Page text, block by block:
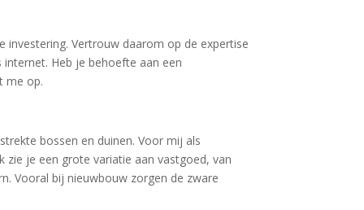
investering. Vertrouw daarom op de expertise
Heb je behoefte aan een
me op.
bossen en duinen. Voor mij als
je een grote variatie aan vastgoed, van
Vooral bij nieuwbouw zorgen de zware